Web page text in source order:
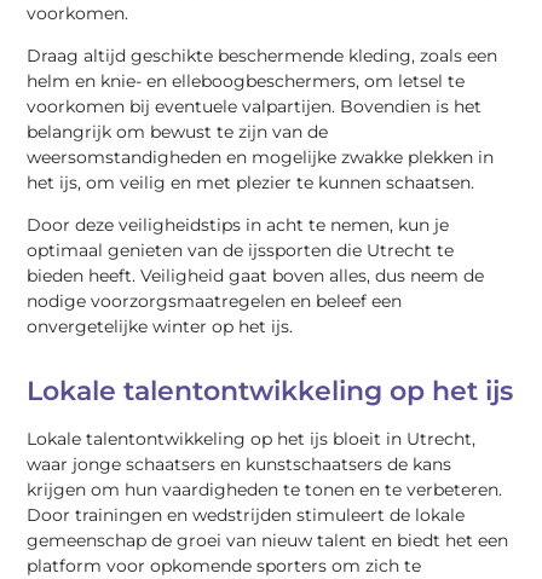
voorkomen.
Draag altijd geschikte beschermende kleding, zoals een
helm en knie- en elleboogbeschermers, om letsel te
voorkomen bij eventuele valpartijen. Bovendien is het
belangrijk om bewust te zijn van de
weersomstandigheden en mogelijke zwakke plekken in
het ijs, om veilig en met plezier te kunnen schaatsen.
Door deze veiligheidstips in acht te nemen, kun je
optimaal genieten van de ijssporten die Utrecht te
bieden heeft. Veiligheid gaat boven alles, dus neem de
nodige voorzorgsmaatregelen en beleef een
onvergetelijke winter op het ijs.
Lokale talentontwikkeling op het ijs
Lokale talentontwikkeling op het ijs bloeit in Utrecht,
waar jonge schaatsers en kunstschaatsers de kans
krijgen om hun vaardigheden te tonen en te verbeteren.
Door trainingen en wedstrijden stimuleert de lokale
gemeenschap de groei van nieuw talent en biedt het een
platform voor opkomende sporters om zich te